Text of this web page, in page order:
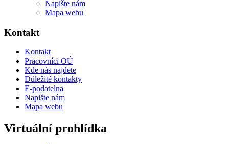
Napište nám
Mapa webu
Kontakt
Kontakt
Pracovníci OÚ
Kde nás najdete
Důležité kontakty
E-podatelna
Napište nám
Mapa webu
Virtuální prohlídka